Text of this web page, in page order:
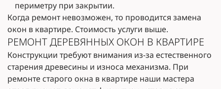
периметру при закрытии.
Когда ремонт невозможен, то проводится замена
окон в квартире. Стоимость услуги выше.
РЕМОНТ ДЕРЕВЯННЫХ ОКОН В КВАРТИРЕ
Конструкции требуют внимания из-за естественного
старения древесины и износа механизма. При
ремонте старого окна в квартире наши мастера